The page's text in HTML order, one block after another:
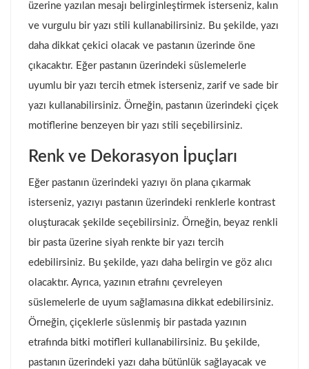
üzerine yazılan mesajı belirginleştirmek isterseniz, kalın
ve vurgulu bir yazı stili kullanabilirsiniz. Bu şekilde, yazı
daha dikkat çekici olacak ve pastanın üzerinde öne
çıkacaktır. Eğer pastanın üzerindeki süslemelerle
uyumlu bir yazı tercih etmek isterseniz, zarif ve sade bir
yazı kullanabilirsiniz. Örneğin, pastanın üzerindeki çiçek
motiflerine benzeyen bir yazı stili seçebilirsiniz.
Renk ve Dekorasyon İpuçları
Eğer pastanın üzerindeki yazıyı ön plana çıkarmak
isterseniz, yazıyı pastanın üzerindeki renklerle kontrast
oluşturacak şekilde seçebilirsiniz. Örneğin, beyaz renkli
bir pasta üzerine siyah renkte bir yazı tercih
edebilirsiniz. Bu şekilde, yazı daha belirgin ve göz alıcı
olacaktır. Ayrıca, yazının etrafını çevreleyen
süslemelerle de uyum sağlamasına dikkat edebilirsiniz.
Örneğin, çiçeklerle süslenmiş bir pastada yazının
etrafında bitki motifleri kullanabilirsiniz. Bu şekilde,
pastanın üzerindeki yazı daha bütünlük sağlayacak ve